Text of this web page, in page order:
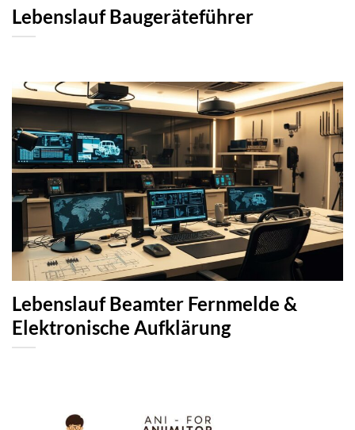
Lebenslauf Baugeräteführer
Lebenslauf Beamter Fernmelde &
Elektronische Aufklärung